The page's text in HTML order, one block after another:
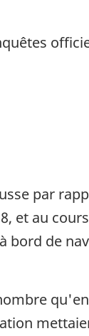
par
et au
de